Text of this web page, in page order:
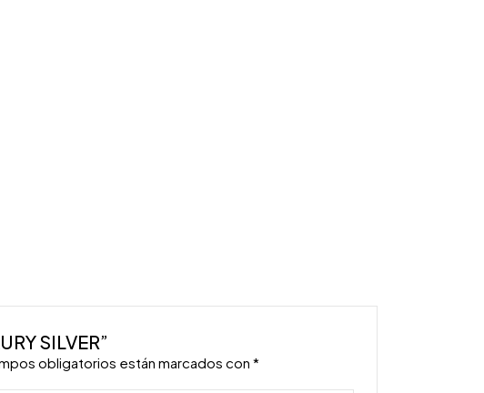
SILVER”
obligatorios están marcados con*